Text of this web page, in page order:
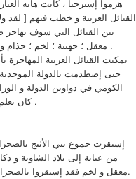
هزموا إسترحنا ، كانت هاته
القبائل العربية و خطب فيهم [ لقد
بين القبائل التي سوف تهاجر
معقل ؛ جهينة ؛ لخم ؛ جذام و هي قبائل قحطانية } . لكن لقوة و شراسة قبيلة بني هلال إنسحب إسمها على كافة القبائل الأخرى .
تمكنت القبائل العربية
حتى إصطدمت بالدولة الموحدية
الكومي في دواوين الدولة و
كان يعلم تمام العلم أنها قوية جدا و ذات عصبية ، و سار على نهجه كافة خلفاء الدولتين الموحدية و المرينية .
إستقرت جموع بني الأثبج
من عنابة إلى بلاد الشاوية و
معقل و لخم فقد إستقروا بالصحراء الشرقية ما بين تافيلالت و كورارة قبل أن ينسل بطن من بطون بني معقل جنوبا و هو بنو حسان.